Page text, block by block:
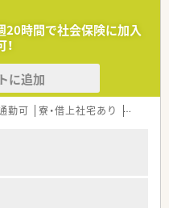
20時間で社会保険に加入
に追加
勤可 寮・借上社宅あり 積雪なし